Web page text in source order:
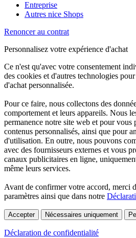
Entreprise
Autres nice Shops
Renoncer au contrat
Personnalisez votre expérience d'achat
Ce n'est qu'avec votre consentement
des cookies et d'autres technologies
d'achat personnalisée.
Pour ce faire, nous collectons des
comportement et leurs appareils. Nous
permanence notre site web et pour vous
contenus personnalisés, ainsi que pour
d'utilisation. En outre, nous pouvons
avec des fournisseurs externes et vous
canaux publicitaires en ligne,
même leurs services.
Avant de confirmer votre accord, merci
paramètres ainsi que dans notre
Accepter Nécessaires uniquement
Déclaration de confidentialité